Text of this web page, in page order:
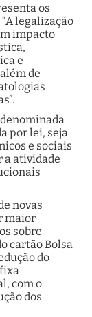
os
legalização
impacto
e
de
por lei, seja
e sociais
a atividade
novas
maior
sobre
cartão Bolsa
do
com o
dos